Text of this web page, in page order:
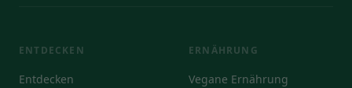
ENTDECKEN
Entdecken
ERNÄHRUNG
Vegane Ernährung